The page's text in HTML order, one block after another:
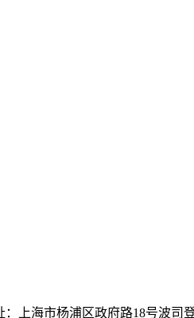
：上海市杨浦区政府路18号波